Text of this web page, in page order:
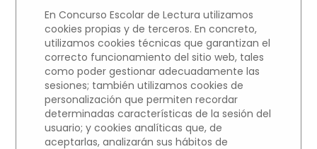
« VOLVER
MICRORRELATOS
En Concurso Escolar de Lectura utilizamos
cookies propias y de terceros. En concreto,
utilizamos cookies técnicas que garantizan el
correcto funcionamiento del sitio web, tales
como poder gestionar adecuadamente las
sesiones; también utilizamos cookies de
personalización que permiten recordar
determinadas características de la sesión del
usuario; y cookies analíticas que, de
aceptarlas, analizarán sus hábitos de